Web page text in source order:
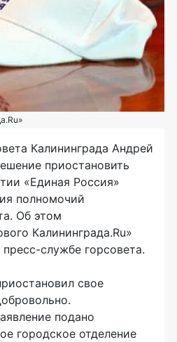
Калининграда Андрей
приостановить
«Единая Россия»
полномочий
Об этом
Калининграда.Ru»
пресс-службе горсовета.
свое
подано
городское отделение